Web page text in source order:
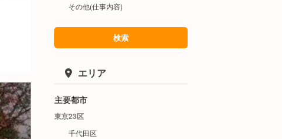
その他(仕事内容)
検索
エリア
主要都市
東京23区
千代田区